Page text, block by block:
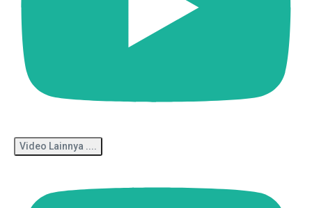
Video Lainnya ....